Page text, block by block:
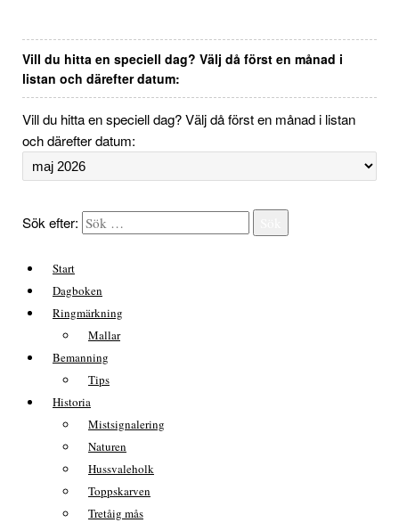
Vill du hitta en speciell dag? Välj då först en månad i
listan och därefter datum:
Vill du hitta en speciell dag? Välj då först en månad i listan
och därefter datum:
Sök efter:
Start
Dagboken
Ringmärkning
Mallar
Bemanning
Tips
Historia
Mistsignalering
Naturen
Hussvaleholk
Toppskarven
Tretåig mås